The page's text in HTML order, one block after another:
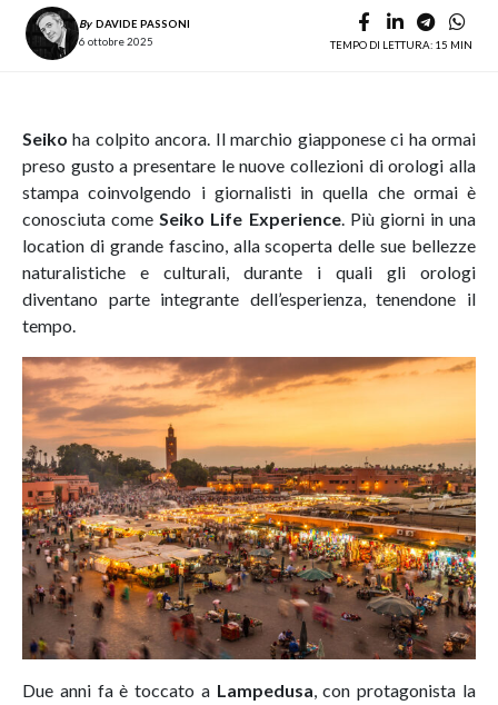
By DAVIDE PASSONI
6 ottobre 2025
TEMPO DI LETTURA: 15 MIN
Seiko ha colpito ancora. Il marchio giapponese ci ha ormai
preso gusto a presentare le nuove collezioni di orologi alla
stampa coinvolgendo i giornalisti in quella che ormai è
conosciuta comeSeiko Life Experience. Più giorni in una
location di grande fascino, alla scoperta delle sue bellezze
naturalistiche e culturali, durante i quali gli orologi
diventano parte integrante dell’esperienza, tenendone il
tempo.
Due anni fa è toccato a Lampedusa, con protagonista la